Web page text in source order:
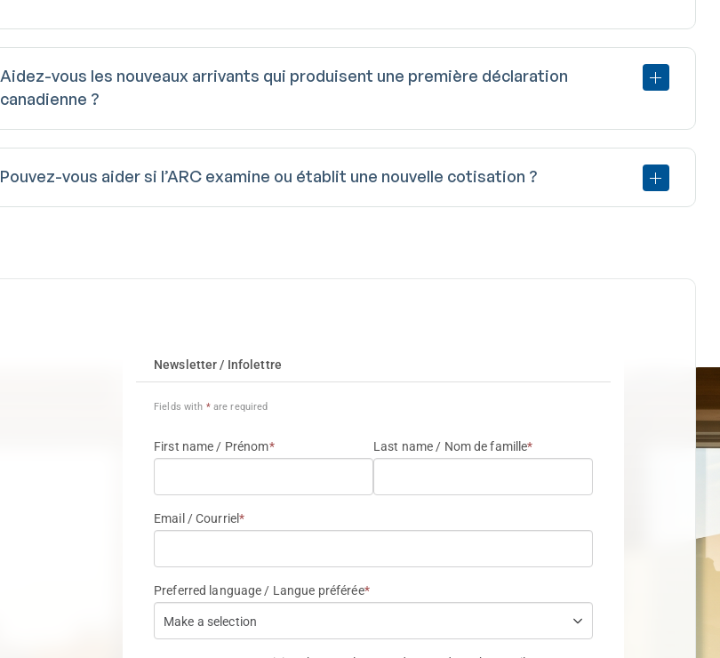
Aidez-vous les nouveaux arrivants qui produisent une première déclaration
canadienne ?
Pouvez-vous aider si l’ARC examine ou établit une nouvelle cotisation ?